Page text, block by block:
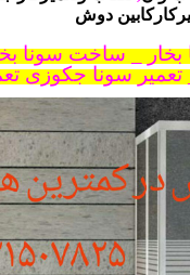
دوش
سونا جکوزی